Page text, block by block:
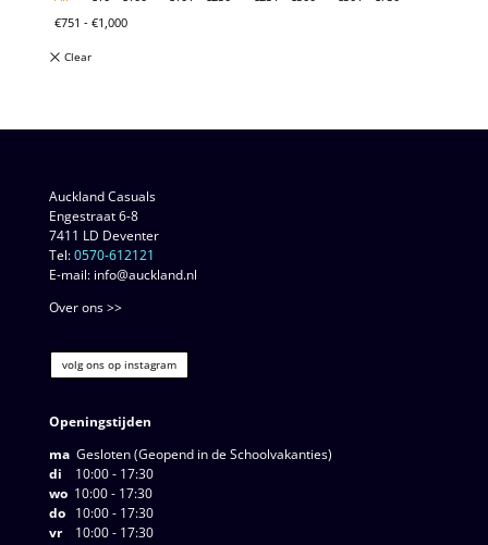
€751 -€1,000
Auckland Casuals
Engestraat 6-8
7411 LD Deventer
Tel:0570-612121
E-mail: info@auckland.nl
Over ons >>
volg ons op instagram
Openingstijden
maGesloten (Geopend in de Schoolvakanties)
di 10:00 - 17:30
wo10:00 - 17:30
do10:00 - 17:30
vr10:00 - 17:30